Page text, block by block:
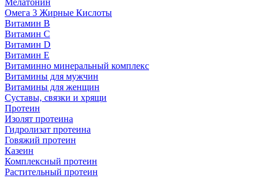
Мелатонин
Омега 3 Жирные Кислоты
Витамин B
Витамин C
Витамин D
Витамин E
Витаминно минеральный комплекс
Витамины для мужчин
Витамины для женщин
Суставы, связки и хрящи
Протеин
Изолят протеина
Гидролизат протеина
Говяжий протеин
Казеин
Комплексный протеин
Растительный протеин